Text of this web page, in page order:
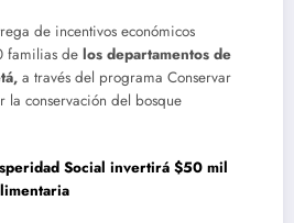
de incentivos económicos
familias de los departamentos de
a través del programa Conservar
la conservación del bosque
Social invertirá $50 mil